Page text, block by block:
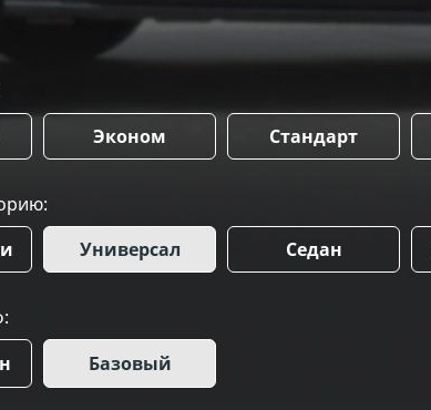
Эконом Стандарт
Универсал Седан
Базовый